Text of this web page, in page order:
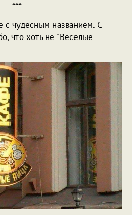
***
с чудесным названием. С
что хоть не "Веселые